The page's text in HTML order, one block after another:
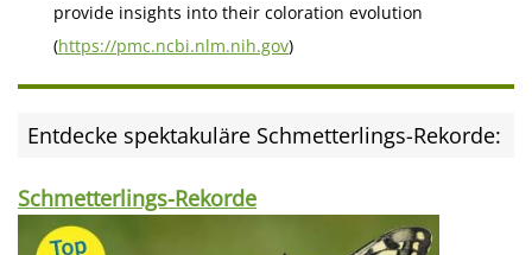
provide insights into their coloration evolution
(https://pmc.ncbi.nlm.nih.gov)
Entdecke spektakuläre Schmetterlings-Rekorde:
Schmetterlings-Rekorde